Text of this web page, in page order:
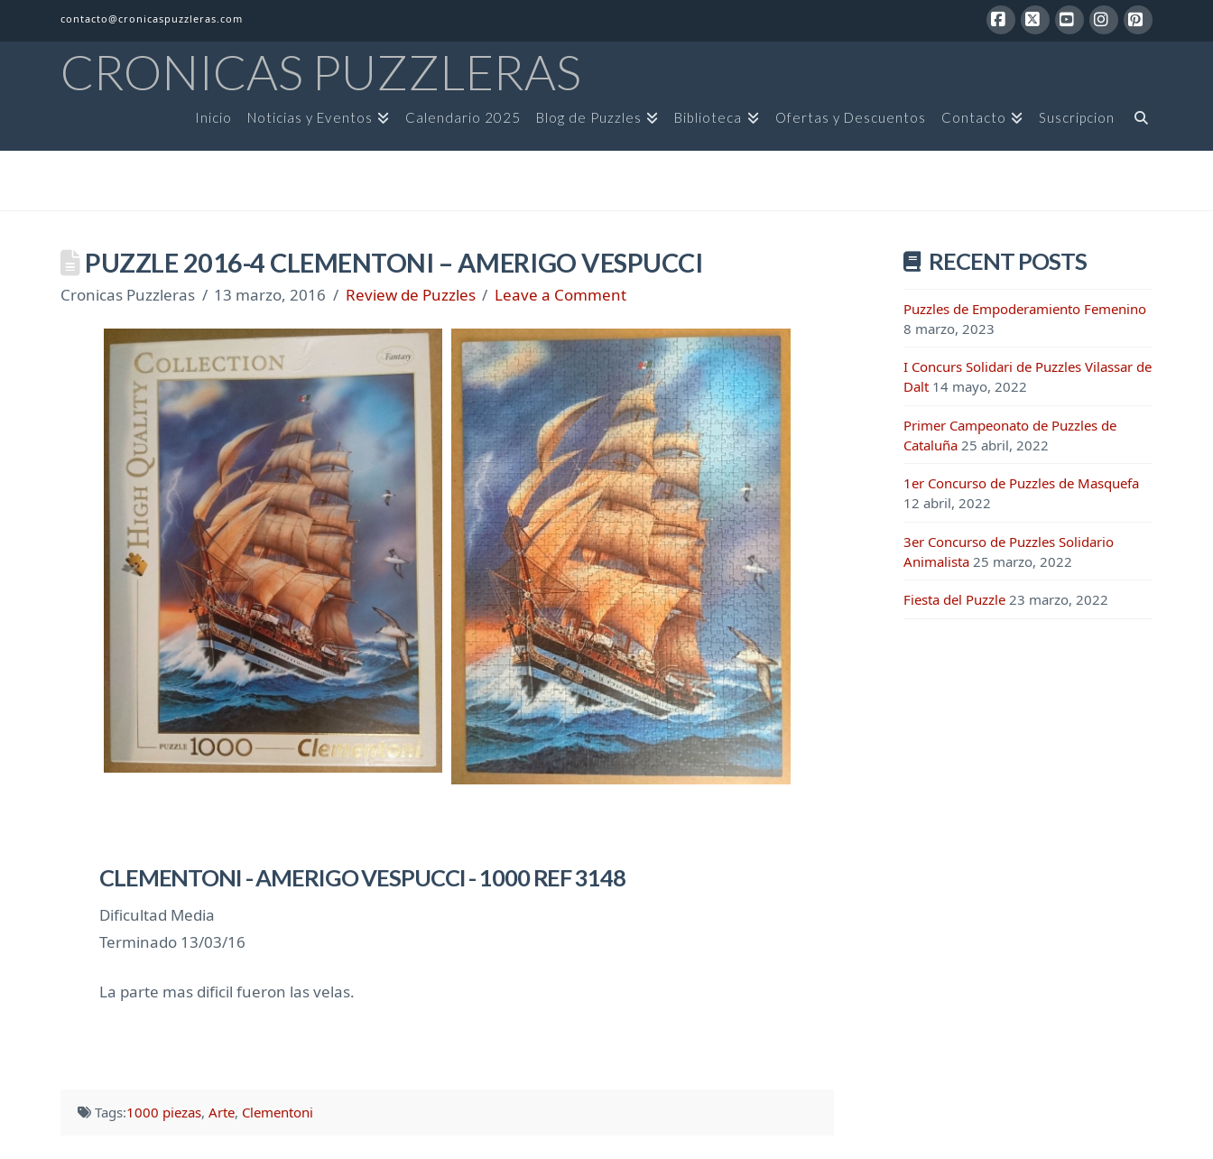
contacto@cronicaspuzzleras.com
CRONICAS PUZZLERAS
Inicio Noticias y Eventos Calendario 2025 Blog de Puzzles Biblioteca Ofertas y Descuentos Contacto Suscripcion
PUZZLE 2016-4 CLEMENTONI – AMERIGO VESPUCCI
Cronicas Puzzleras 13 marzo, 2016 Review de Puzzles Leave a Comment
CLEMENTONI - AMERIGO VESPUCCI - 1000 REF 3148
Dificultad Media
Terminado 13/03/16
La parte mas dificil fueron las velas.
Tags:1000 piezas,Arte, Clementoni
RECENT POSTS
Puzzles de Empoderamiento Femenino
8 marzo, 2023
I Concurs Solidari de Puzzles Vilassar de
Dalt 14 mayo, 2022
Primer Campeonato de Puzzles de
Cataluña 25 abril, 2022
1er Concurso de Puzzles de Masquefa
12 abril, 2022
3er Concurso de Puzzles Solidario
Animalista 25 marzo, 2022
Fiesta del Puzzle 23 marzo, 2022